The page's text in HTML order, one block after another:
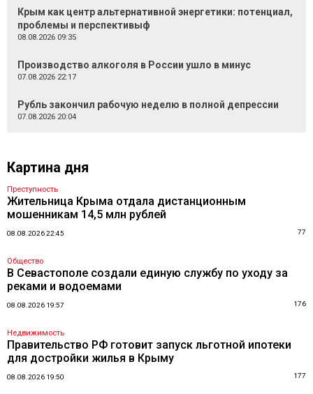
Крым как центр альтернативной энергетики: потенциал,
проблемы и перспективыф
08.08.2026 09:35
Производство алкоголя в России ушло в минус
07.08.2026 22:17
Рубль закончил рабочую неделю в полной депрессии
07.08.2026 20:04
Картина дня
Преступность
Жительница Крыма отдала дистанционным
мошенникам 14,5 млн рублей
08.08.2026 22:45 77
Общество
В Севастополе создали единую службу по уходу за
реками и водоемами
08.08.2026 19:57 176
Недвижимость
Правительство РФ готовит запуск льготной ипотеки
для достройки жилья в Крыму
08.08.2026 19:50 177